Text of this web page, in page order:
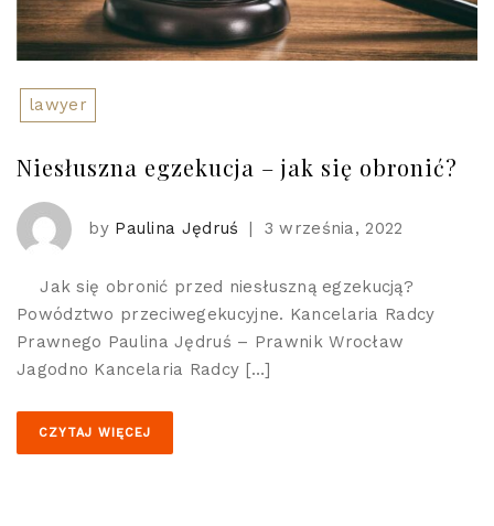
lawyer
Niesłuszna egzekucja – jak się obronić?
by Paulina Jędruś | 3 września, 2022
Jak się obronić przed niesłuszną egzekucją?
Powództwo przeciwegekucyjne. Kancelaria Radcy
Prawnego Paulina Jędruś – Prawnik Wrocław
Jagodno Kancelaria Radcy […]
CZYTAJ WIĘCEJ